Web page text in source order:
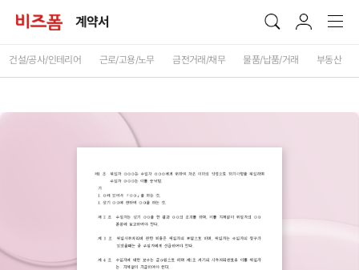
계약서
건설/공사/인테리어 근로/고용/노무 금전거래/채무 물품/납품/거래 부동산